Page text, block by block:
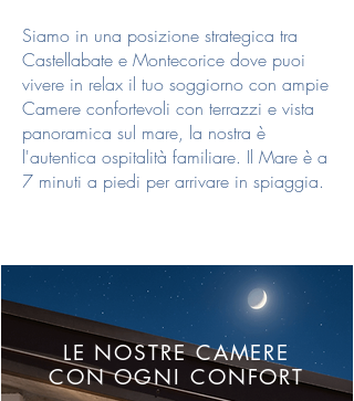
Siamo in una posizione strategica tra
Castellabate e Montecorice dove puoi
vivere in relax il tuo soggiorno con ampie
Camere confortevoli con terrazzi e vista
panoramica sul mare, la nostra è
l'autentica ospitalità familiare. Il Mare è a
7 minuti a piedi per arrivare in spiaggia.
LE NOSTRE CAMERE
CON OGNI CONFORT